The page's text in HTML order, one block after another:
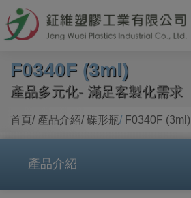
F0340F (3ml)
產品多元化- 滿足客製化需求
首頁 產品介紹 碟形瓶 F0340F (3ml)
產品介紹
Cookie管理面板